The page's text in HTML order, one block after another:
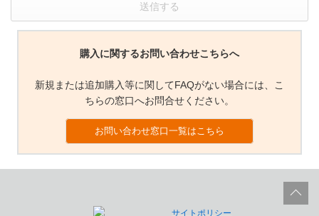
送信する
購入に関するお問い合わせこちらへ
新規または追加購入等に関してFAQがない場合には、こ
ちらの窓口へお問合せください。
お問い合わせ窓口一覧はこちら
サイトポリシー